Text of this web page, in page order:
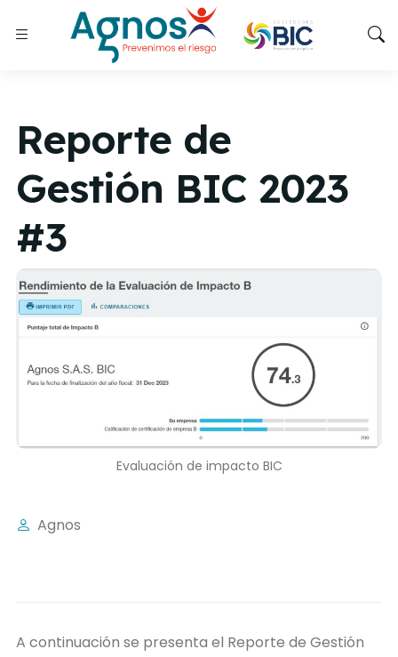
Reporte de
Gestión BIC 2023
#3
Evaluación de impacto BIC
Agnos
A continuación se presenta el Reporte de Gestión